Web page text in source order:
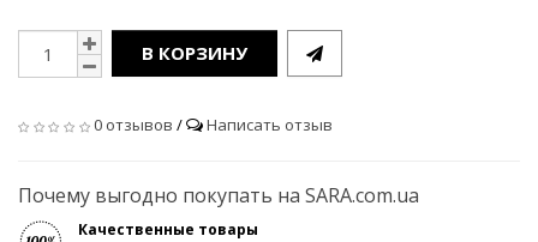
В КОРЗИНУ
0 отзывов / Написать отзыв
Почему выгодно покупать на SARA.com.ua
Качественные товары